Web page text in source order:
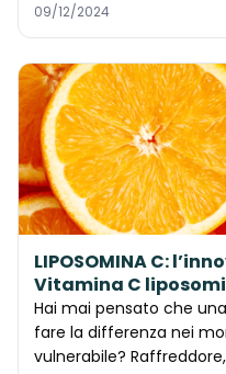
09/12/2024
LIPOSOMINA C:
Vitamina C
Hai mai pensato che
fare la differenza nei
vulnerabile?